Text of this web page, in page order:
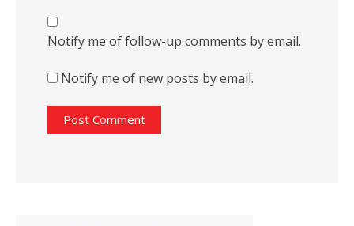
Notify me of follow-up comments by email.
Notify me of new posts by email.